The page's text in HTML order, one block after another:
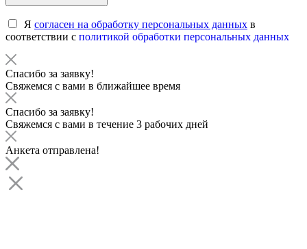
Я согласен на обработку персональных данных в
соответствии с политикой обработки персональных данных
Спасибо за заявку!
Свяжемся с вами в ближайшее время
Спасибо за заявку!
Свяжемся с вами в течение 3 рабочих дней
Анкета отправлена!